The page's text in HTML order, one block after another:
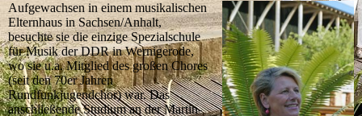
Aufgewachsen in einem musikalischen
Elternhaus in Sachsen/Anhalt,
besuchte sie die einzige Spezialschule
für Musik der DDR in Wernigerode,
wo sie u.a. Mitglied des großen Chores
(seit den 70er Jahren
Rundfunkjugendchor) war. Das
anschließende Studium an der Martin-